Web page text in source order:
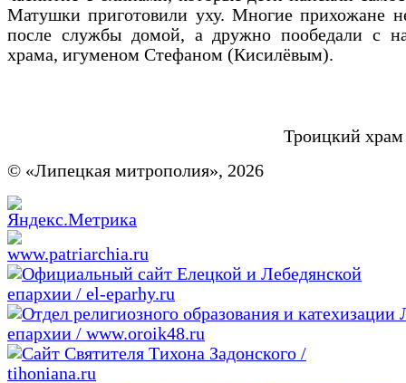
Матушки приготовили уху. Многие прихожане
после службы домой, а дружно пообедали с
храма, игуменом Стефаном (Кисилёвым).
Троицкий
© «Липецкая митрополия», 2026